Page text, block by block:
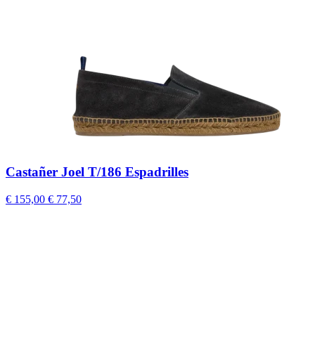
Castañer Joel T/186 Espadrilles
€ 155,00 € 77,50